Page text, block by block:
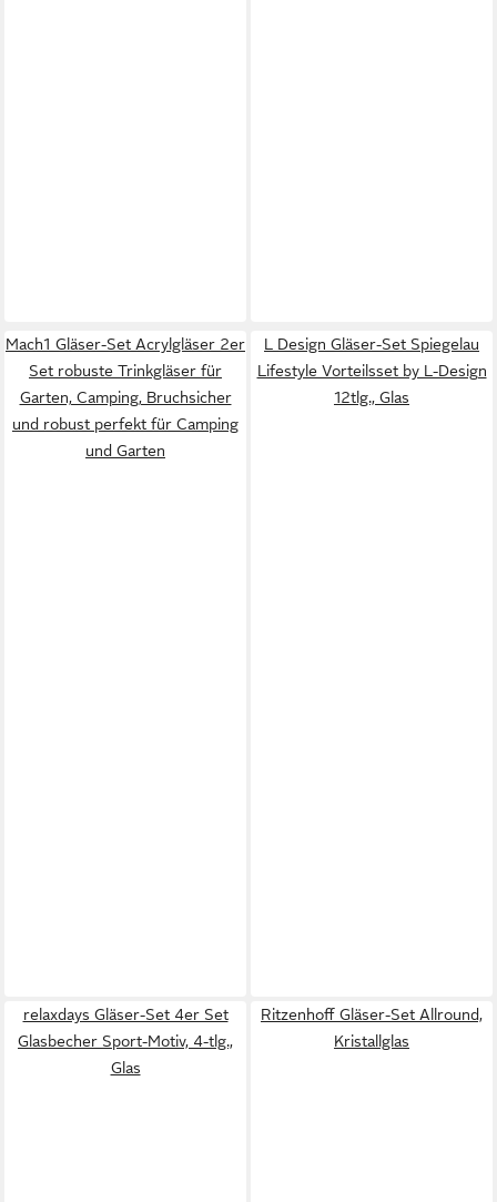
Mach1 Gläser-Set Acrylgläser 2er
Set robuste Trinkgläser für
Garten, Camping, Bruchsicher
und robust perfekt für Camping
und Garten
L Design Gläser-Set Spiegelau
Lifestyle Vorteilsset by L-Design
12tlg., Glas
relaxdays Gläser-Set 4er Set
Glasbecher Sport-Motiv, 4-tlg.,
Glas
Ritzenhoff Gläser-Set Allround,
Kristallglas